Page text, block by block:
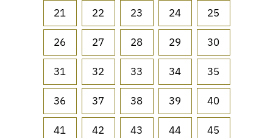
21 22 23 24 25
26 27 28 29 30
31 32 33 34 35
36 37 38 39 40
41 42 43 44 45